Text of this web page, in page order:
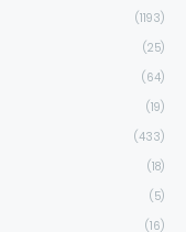
(1193)
(25)
(64)
(19)
(433)
(18)
(5)
(16)